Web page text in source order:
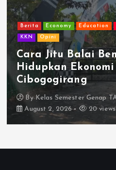
Berita Economy Education
KKN Opini
Cara Jitu Balai
Hidupkan
Cibogogirang
ByKelas Semester Genap
August 2, 2026
20 views